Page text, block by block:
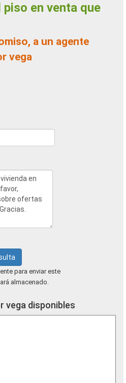
vega
para enviar este
almacenado.
vega disponibles